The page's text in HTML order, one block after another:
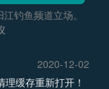
钓鱼频道立场。
2020-12-02
缓存重新打开！